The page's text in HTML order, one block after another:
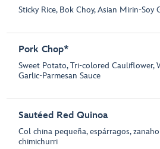
Sticky Rice, Bok Choy, Asian Mirin-Soy
Pork Chop*
Sweet Potato, Tri-colored Cauliflower,
Garlic-Parmesan Sauce
Sautéed Red Quinoa
Col china pequeña, espárragos,
chimichurri